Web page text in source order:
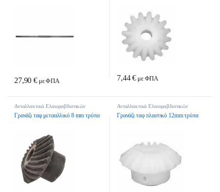
27,90€ με ΦΠΑ 7,44€ με ΦΠΑ
Ανταλλακτικά Ελαιοραβδιστικών
Γρανάζι ταφ μετααλλικό 8 mm τρύπα
Ανταλλακτικά Ελαιοραβδιστικών
Γρανάζι ταφ πλαστικό 12mm τρύπα